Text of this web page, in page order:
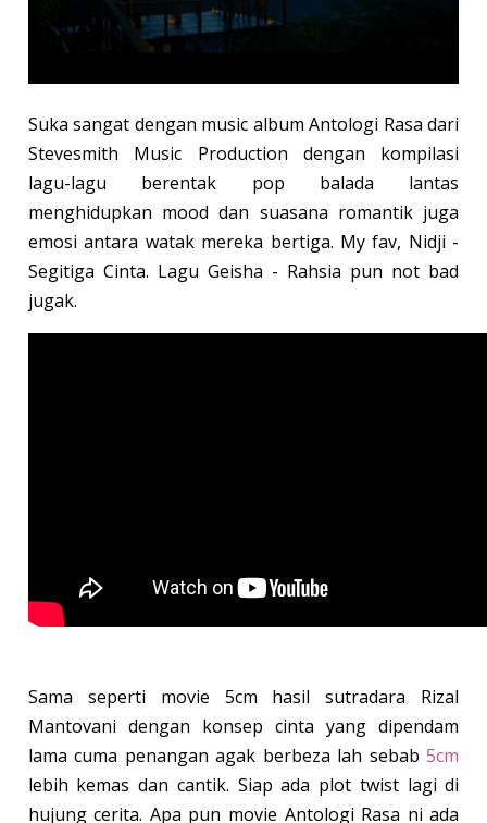
Suka sangat dengan music album Antologi Rasa dari
Stevesmith Music Production dengan kompilasi
lagu-lagu berentak pop balada lantas
menghidupkan mood dan suasana romantik juga
emosi antara watak mereka bertiga. My fav, Nidji -
Segitiga Cinta. Lagu Geisha - Rahsia pun not bad
jugak.
Sama seperti movie 5cm hasil sutradara Rizal
Mantovani dengan konsep cinta yang dipendam
lama cuma penangan agak berbeza lah sebab5cm
lebih kemas dan cantik. Siap ada plot twist lagi di
hujung cerita. Apa pun movie Antologi Rasa ni ada